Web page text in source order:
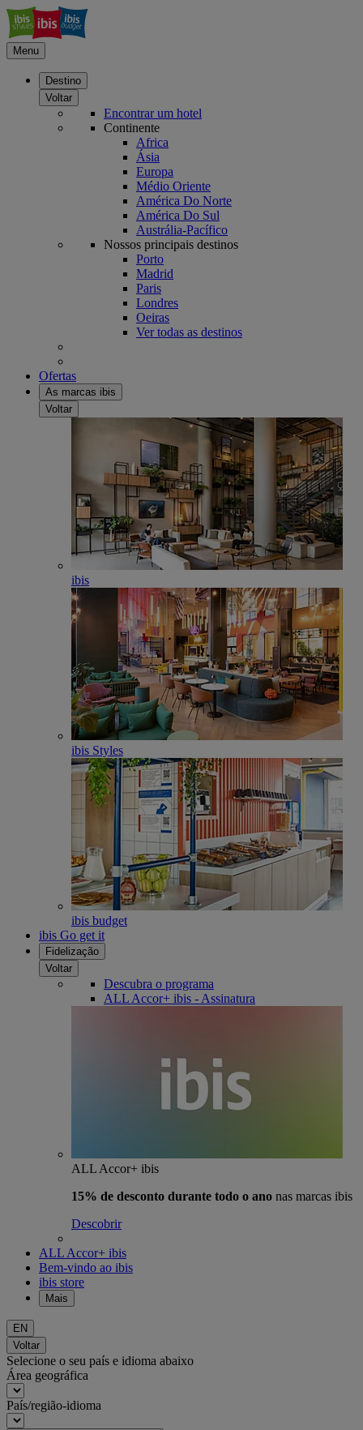
Menu
Destino
Voltar
Encontrar um hotel
Continente
Africa
Ásia
Europa
Médio Oriente
América Do Norte
América Do Sul
Austrália-Pacífico
Nossos principais destinos
Porto
Madrid
Paris
Londres
Oeiras
Ver todas as destinos
Ofertas
As marcas ibis
Voltar
ibis
ibis Styles
ibis budget
ibis Go get it
Fidelização
Voltar
Descubra o programa
ALL Accor+ ibis - Assinatura
ALL Accor+ ibis
15% de desconto durante todo o ano nas marcas ibis
Descobrir
ALL Accor+ ibis
Bem-vindo ao ibis
ibis store
Mais
EN
Voltar
Selecione o seu país e idioma abaixo
Área geográfica
País/região-idioma